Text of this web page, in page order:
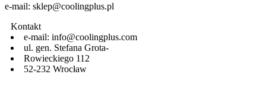
e-mail: sklep@coolingplus.pl
Kontakt
e-mail: info@coolingplus.com
ul. gen. Stefana Grota-
Rowieckiego 112
52-232 Wrocław